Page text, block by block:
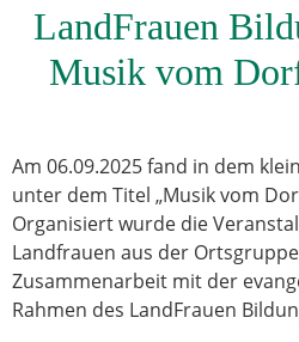
LandFrauen
Musik vom
Am 06.09.2025 fand in dem
unter dem Titel „Musik vom
Organisiert wurde die
Landfrauen aus der
Zusammenarbeit mit der
Rahmen des LandFrauen